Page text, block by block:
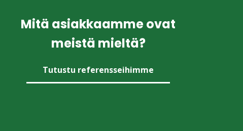
Mitä asiakkaamme ovat
meistä mieltä?
Tutustu referensseihimme